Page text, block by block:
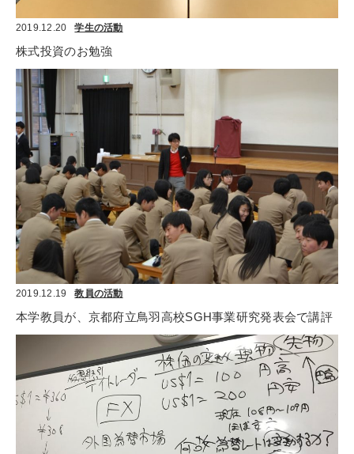
2019.12.20 学生の活動
株式投資のお勉強
2019.12.19 教員の活動
本学教員が、京都府立鳥羽高校SGH事業研究発表会で講評